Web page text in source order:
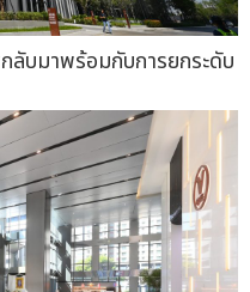
ลับมาพร้อมกับการยกระดับ